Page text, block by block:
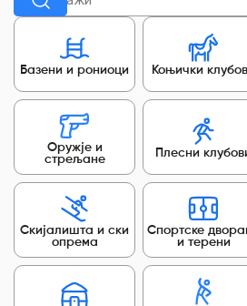
Базени и рониоци Коњички
Оружје и
стрељане
Плесни
Скијалишта и ски
опрема
Спортске
и терени